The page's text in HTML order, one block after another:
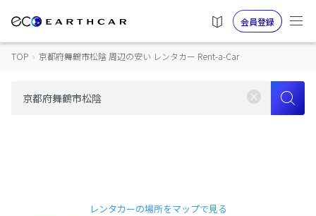
会員登録
TOP › 京都府舞鶴市松陰 周辺の安い レンタカー Rent-a-Car
レンタカーの場所をマップで見る